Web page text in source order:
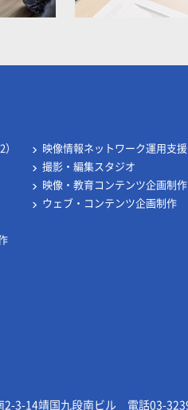
映像情報ネットワーク運用支援
撮影・編集スタジオ
映像・教育コンテンツ企画制作
ウェブ・コンテンツ企画制作
2-3-14靖国九段南ビル 電話03-